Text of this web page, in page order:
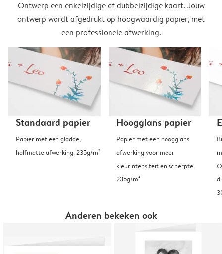
Ontwerp een enkelzijdige of dubbelzijdige kaart. Jouw
ontwerp wordt afgedrukt op hoogwaardig papier, met
een professionele afwerking.
Standaard papier
Papier met een gladde,
halfmatte afwerking. 235g/m²
Hoogglans papier
Papier met een hoogglans
afwerking voor meer
kleurintensiteit en scherpte.
235g/m²
Anderen bekeken ook